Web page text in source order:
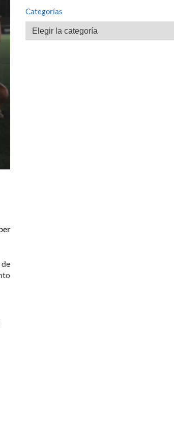
Categorías
Categorías